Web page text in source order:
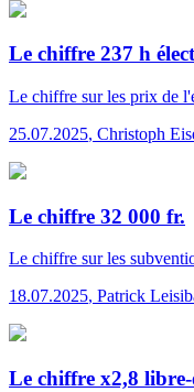
Le chiffre 237 h
Le chiffre sur les prix de
25.07.2025, Christoph
Le chiffre 32 000 fr.
Le chiffre sur les
18.07.2025, Patrick
Le chiffre x2,8 libre-